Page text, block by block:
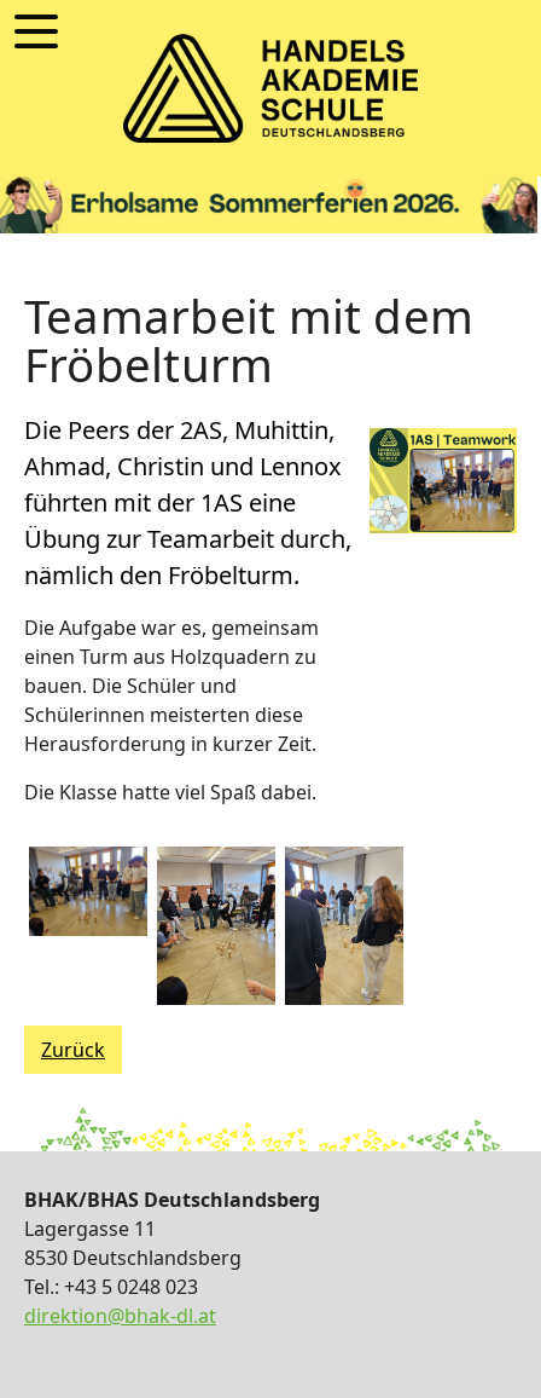
Teamarbeit mit dem
Fröbelturm
Die Peers der 2AS, Muhittin,
Ahmad, Christin und Lennox
führten mit der 1AS eine
Übung zur Teamarbeit durch,
nämlich den Fröbelturm.
Die Aufgabe war es, gemeinsam
einen Turm aus Holzquadern zu
bauen. Die Schüler und
Schülerinnen meisterten diese
Herausforderung in kurzer Zeit.
Die Klasse hatte viel Spaß dabei.
Zurück
BHAK/BHAS Deutschlandsberg
Lagergasse 11
8530 Deutschlandsberg
Tel.: +43 5 0248 023
direktion@bhak-dl.at